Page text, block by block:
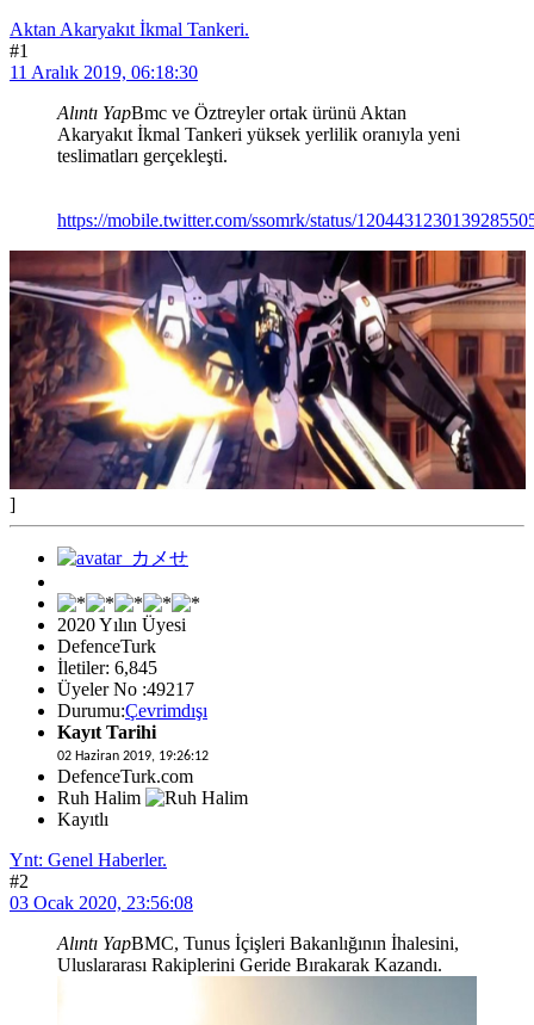
Aktan Akaryakıt İkmal Tankeri.
#1
11 Aralık 2019, 06:18:30
Alıntı YapBmc ve Öztreyler ortak ürünü Aktan
Akaryakıt İkmal Tankeri yüksek yerlilik oranıyla yeni
teslimatları gerçekleşti.
https://mobile.twitter.com/ssomrk/status/
]
2020 Yılın Üyesi
DefenceTurk
İletiler: 6,845
Üyeler No :49217
Durumu:Çevrimdışı
Kayıt Tarihi
02 Haziran 2019, 19:26:12
DefenceTurk.com
Ruh Halim
Kayıtlı
Ynt: Genel Haberler.
#2
03 Ocak 2020, 23:56:08
Alıntı YapBMC, Tunus İçişleri Bakanlığının İhalesini,
Uluslararası Rakiplerini Geride Bırakarak Kazandı.